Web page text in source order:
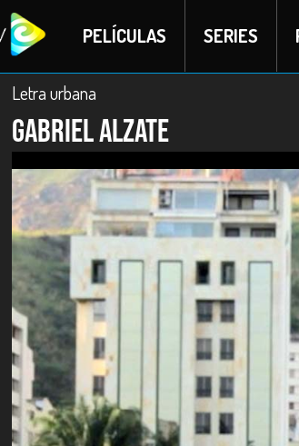
PELÍCULAS SERIES
Letra urbana
Gabriel Alzate